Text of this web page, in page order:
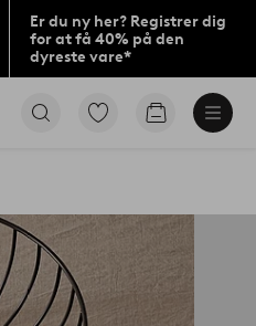
Er du ny her? Registrer dig
for at få 40% på den
dyreste vare*
Gå
Gå